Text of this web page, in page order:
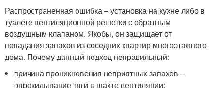
Распространенная ошибка – установка на кухне либо в
туалете вентиляционной решетки с обратным
воздушным клапаном. Якобы, он защищает от
попадания запахов из соседних квартир многоэтажного
дома. Почему данный подход неправильный:
причина проникновения неприятных запахов –
опрокидывание тяги в шахте вентиляции;